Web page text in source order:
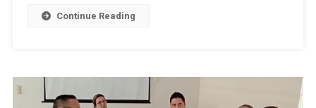
Continue Reading